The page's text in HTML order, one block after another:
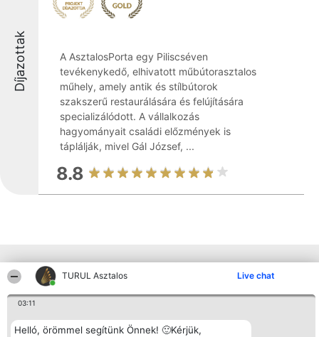
TURUL Asztalos Live chat
03:11
Helló, örömmel segítünk Önnek! 🙂Kérjük,
Díjazottak
A AsztalosPorta egy Piliscséven
tevékenykedő, elhivatott műbútorasztalos
műhely, amely antik és stílbútorok
szakszerű restaurálására és felújítására
specializálódott. A vállalkozás
hagyományait családi előzmények is
táplálják, mivel Gál József, ...
8.8
Más cégek a környéken
SC Beautiful Company S.R.L.
Nyertesek